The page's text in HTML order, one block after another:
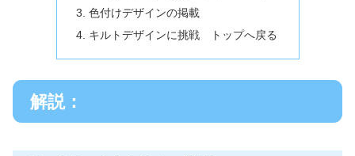
色付けデザインの掲載
キルトデザインに挑戦 トップへ戻る
解説：